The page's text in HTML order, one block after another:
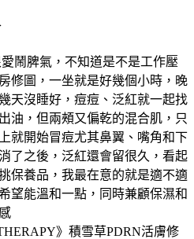
鬧脾氣，不知道是不是工作壓
修圖，一坐就是好幾個小時，晚
天沒睡好，痘痘、泛紅就一起找
油，但兩頰又偏乾的混合肌，只
就開始冒痘尤其鼻翼、嘴角和下
了之後，泛紅還會留很久，看起
保養品，我最在意的就是適不適
望能溫和一點，同時兼顧保濕和
》積雪草PDRN活膚修